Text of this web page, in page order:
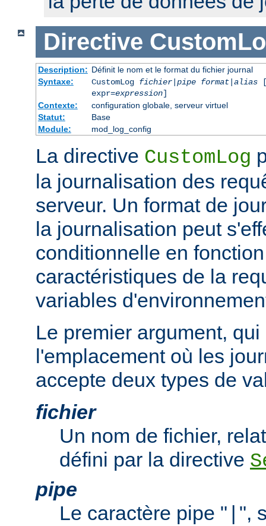
Directive
Description: Définit le nom et le format du fichier journal
Syntaxe:
CustomLog fichier|pipe format|alias
expr=expression]
Contexte:
configuration globale, serveur virtuel
Statut:
Base
Module:
mod_log_config
La directive CustomLog
la journalisation des
serveur. Un format de
la journalisation peut
conditionnelle en
caractéristiques de la
variables
Le premier argument,
l'emplacement où les
accepte deux types de
fichier
Un nom de fichier,
défini par la directive
pipe
Le caractère pipe " ",